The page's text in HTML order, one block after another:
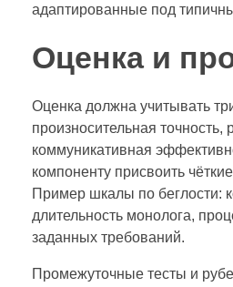
адаптированные под
Оценка и
Оценка должна учитывать
произносительная точность,
коммуникативная
компоненту присвоить
Пример шкалы по беглости:
длительность монолога,
заданных требований.
Промежуточные тесты и